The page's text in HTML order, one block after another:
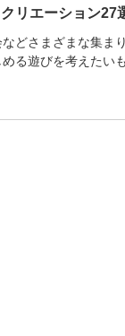
リエーション27
どさまざまな集ま
る遊びを考えたい